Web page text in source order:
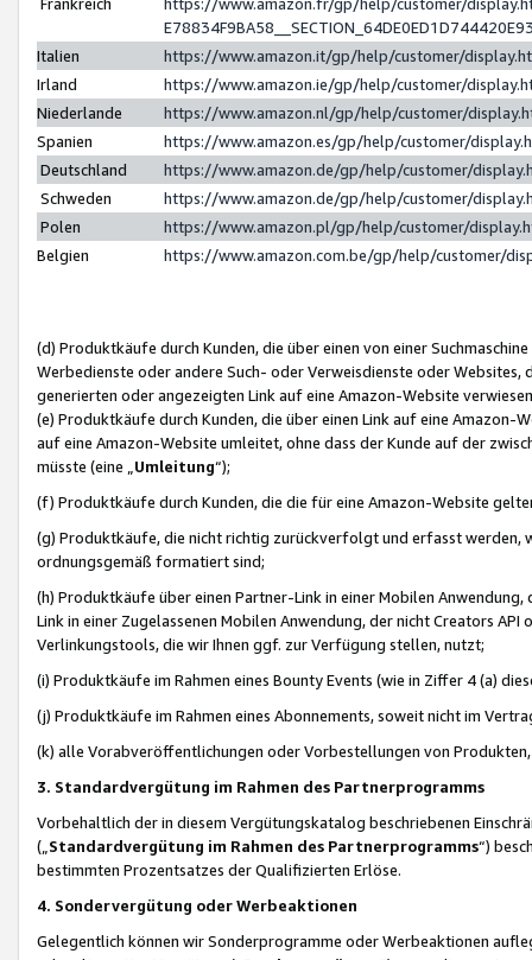
Italien
https://www.amazon.it/gp/help/customer/
Irland
https://www.amazon.ie/gp/help/customer/
Niederlande
https://www.amazon.nl/gp/help/customer/
Spanien
https://www.amazon.es/gp/help/customer/
Deutschland
https://www.amazon.de/gp/help/customer/
Schweden
https://www.amazon.de/gp/help/customer/
Polen
https://www.amazon.pl/gp/help/customer/
Belgien
https://www.amazon.com.be/gp/help/customer/
(d) Produktkäufe durch Kunden, die über einen von einer
Werbedienste oder andere Such- oder Verweisdienste oder Websites,
generierten oder angezeigten Link auf eine Amazon-Website
(e) Produktkäufe durch Kunden, die über einen Link auf eine
auf eine Amazon-Website umleitet, ohne dass der Kunde auf der
müsste (eine „ Umleitung“);
(f) Produktkäufe durch Kunden, die die für eine Amazon-Website
(g) Produktkäufe, die nicht richtig zurückverfolgt und erfasst werden,
ordnungsgemäß formatiert sind;
(h) Produktkäufe über einen Partner-Link in einer Mobilen
Link in einer Zugelassenen Mobilen Anwendung, der nicht Creators
Verlinkungstools, die wir Ihnen ggf. zur Verfügung stellen, nutzt;
(i) Produktkäufe im Rahmen eines Bounty Events (wie in Ziffer 4 (a)
(j) Produktkäufe im Rahmen eines Abonnements, soweit nicht im
(k) alle Vorabveröffentlichungen oder Vorbestellungen von
3. Standardvergütung im Rahmen des Partnerprogramms
Vorbehaltlich der in diesem Vergütungskatalog beschriebenen
(„ Standardvergütung im Rahmen des Partnerprogramms“)
bestimmten Prozentsatzes der Qualifizierten Erlöse.
4. Sondervergütung oder Werbeaktionen
Gelegentlich können wir Sonderprogramme oder Werbeaktionen